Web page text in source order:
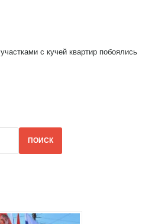
с кучей квартир побоялись
ПОИСК